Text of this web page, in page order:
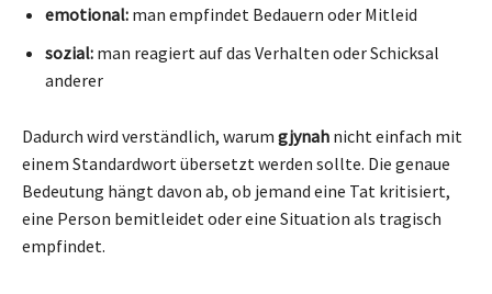
emotional: man empfindet Bedauern oder Mitleid
sozial: man reagiert auf das Verhalten oder Schicksal
anderer
Dadurch wird verständlich, warum gjynah nicht einfach mit
einem Standardwort übersetzt werden sollte. Die genaue
Bedeutung hängt davon ab, ob jemand eine Tat kritisiert,
eine Person bemitleidet oder eine Situation als tragisch
empfindet.